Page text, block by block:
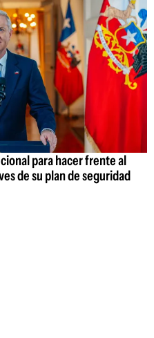
para hacer frente al
de su plan de seguridad